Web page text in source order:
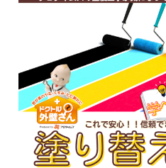
お問い合わせ
LINEで気軽に
お問い合わせ
プライバシーポリシー